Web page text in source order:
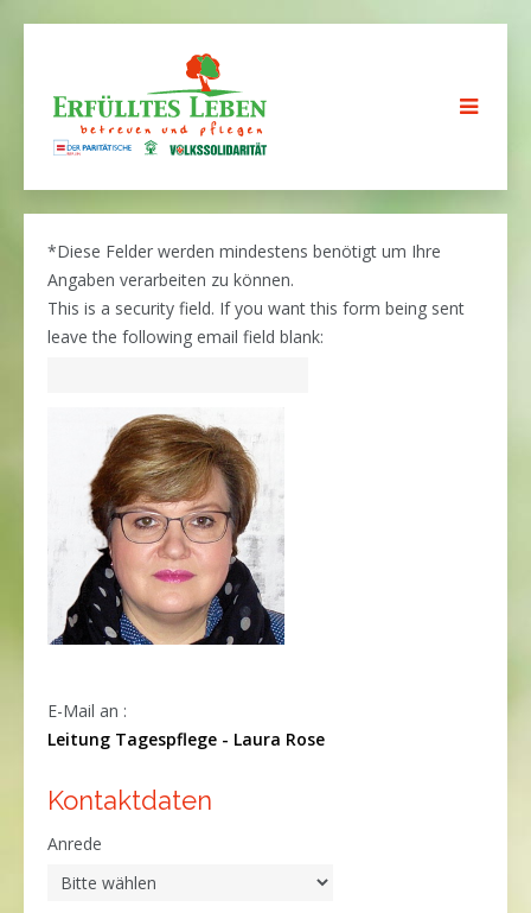
*Diese Felder werden mindestens benötigt um Ihre
Angaben verarbeiten zu können.
This is a security field. If you want this form being sent
leave the following email field blank:
E-Mail an :
Leitung Tagespflege - Laura Rose
Kontaktdaten
Anrede